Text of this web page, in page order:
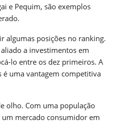
e Pequim, são exemplos
algumas posições no ranking.
a investimentos em
lo entre os dez primeiros. A
é uma vantagem competitiva
olho. Com uma população
mercado consumidor em